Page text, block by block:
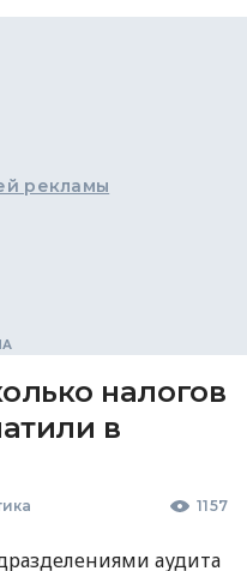
рекламы
налогов
в
1157
аудита